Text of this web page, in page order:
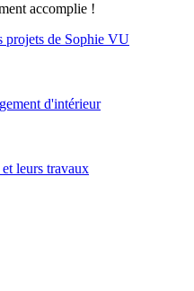
accomplie !
projets de Sophie VU
d'intérieur
leurs travaux